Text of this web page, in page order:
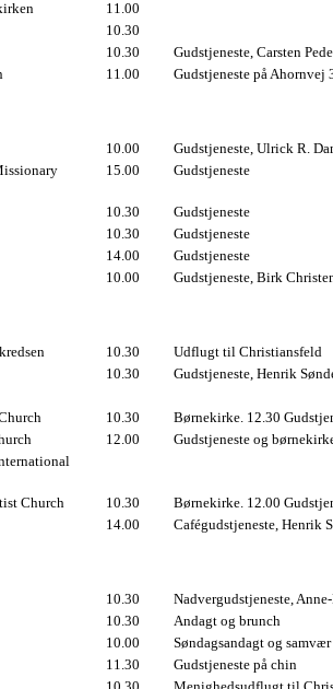
11.00
10.30
10.30
Gudstjeneste, Carsten
11.00 Gudstjeneste på Ahornvej
10.00
Gudstjeneste, Ulrick R.
15.00 Gudstjeneste
10.30
Gudstjeneste
10.30
Gudstjeneste
14.00
Gudstjeneste
10.00 Gudstjeneste, Birk
10.30
Udflugt til Christiansfeld
10.30
Gudstjeneste, Henrik
10.30
Børnekirke. 12.30
12.00
Gudstjeneste og
Church
10.30
Børnekirke. 12.00
14.00 Cafégudstjeneste, Henrik
10.30
Nadvergudstjeneste,
10.30
Andagt og brunch
10.00
Søndagsandagt og samvær
11.30
Gudstjeneste på chin